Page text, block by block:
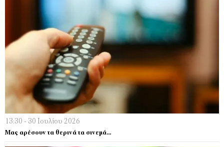
13:30 - 30 Ιουλίου 2026
Μας αρέσουν τα θερινά τα σινεμά…